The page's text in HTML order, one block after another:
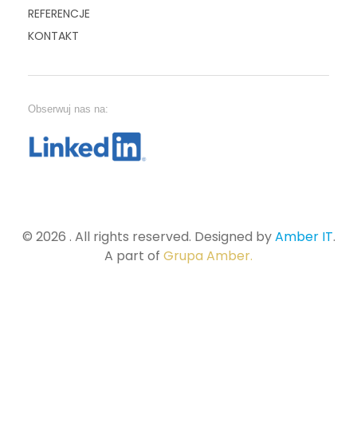
REFERENCJE
KONTAKT
Obserwuj nas na:
© 2026 . All rights reserved. Designed byAmber IT.
A part of Grupa Amber.